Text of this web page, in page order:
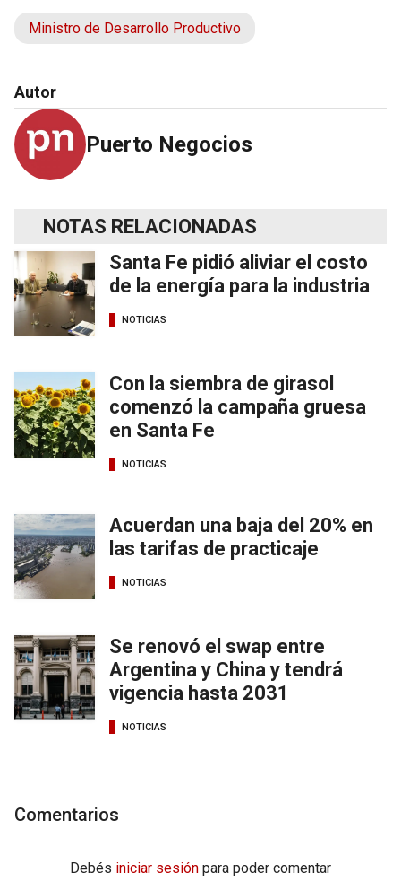
Ministro de Desarrollo Productivo
Autor
Puerto Negocios
NOTAS RELACIONADAS
Santa Fe pidió aliviar el costo
de la energía para la industria
NOTICIAS
Con la siembra de girasol
comenzó la campaña gruesa
en Santa Fe
NOTICIAS
Acuerdan una baja del 20% en
las tarifas de practicaje
NOTICIAS
Se renovó el swap entre
Argentina y China y tendrá
vigencia hasta 2031
NOTICIAS
Comentarios
Debés iniciar sesión para poder comentar